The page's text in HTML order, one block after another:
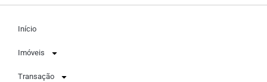
Início
Imóveis
Transação